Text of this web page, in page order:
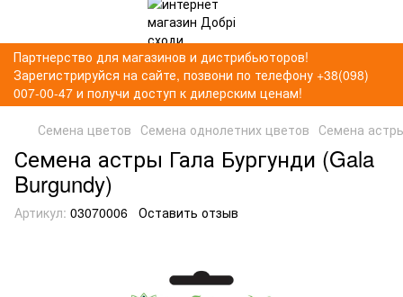
Партнерство для магазинов и дистрибьюторов!
Зарегистрируйся на сайте, позвони по телефону +38(098)
007-00-47 и получи доступ к дилерским ценам!
Семена цветов Семена однолетних цветов Семена
Семена астры Гала Бургунди (Gala
Burgundy)
Артикул: 03070006 Оставить отзыв